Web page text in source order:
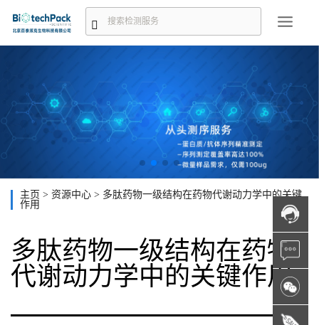
主页 > 资源中心 > 多肽药物一级结构在药物代谢动力学中的关键
作用
多肽药物一级结构在药物
代谢动力学中的关键作用